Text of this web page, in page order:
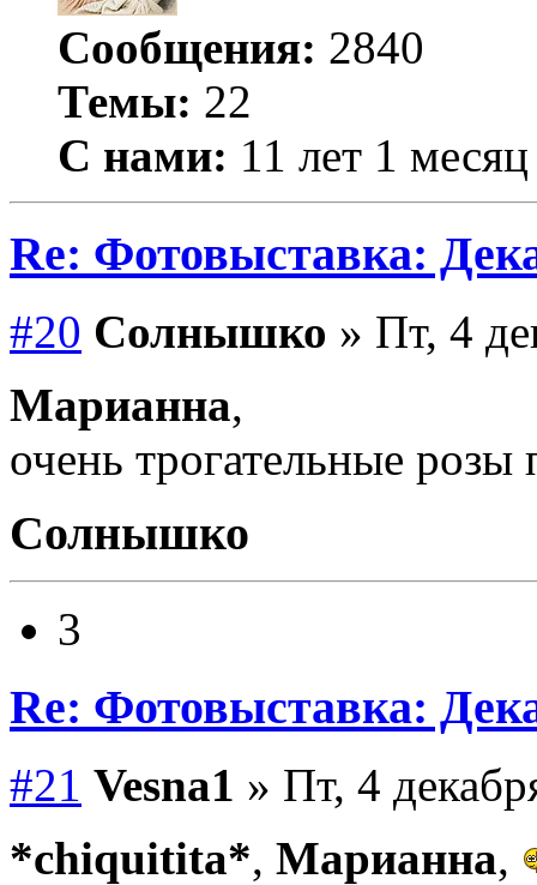
Сообщения: 2840
Темы: 22
С нами: 11 лет 1 месяц
Re: Фотовыставка:
#20 Солнышко » Пт, 4
Марианна,
очень трогательные
Солнышко
3
Re: Фотовыставка:
#21 Vesna1 » Пт, 4
*chiquitita*, Марианна,